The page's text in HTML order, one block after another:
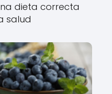
dieta correcta
salud